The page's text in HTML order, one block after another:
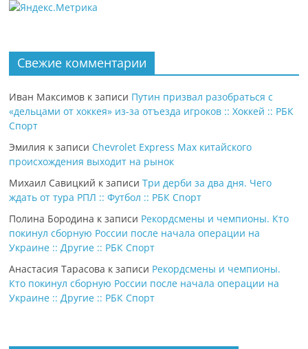
Свежие комментарии
Иван Максимов к записи Путин призвал разобраться с
«дельцами от хоккея» из-за отъезда игроков :: Хоккей :: РБК
Спорт
Эмилия к записи Chevrolet Express Max китайского
происхождения выходит на рынок
Михаил Савицкий к записиТри дерби за два дня. Чего
ждать от тура РПЛ :: Футбол :: РБК Спорт
Полина Бородина к записи Рекордсмены и чемпионы. Кто
покинул сборную России после начала операции на
Украине :: Другие :: РБК Спорт
Анастасия Тарасова к записи Рекордсмены и чемпионы.
Кто покинул сборную России после начала операции на
Украине :: Другие :: РБК Спорт